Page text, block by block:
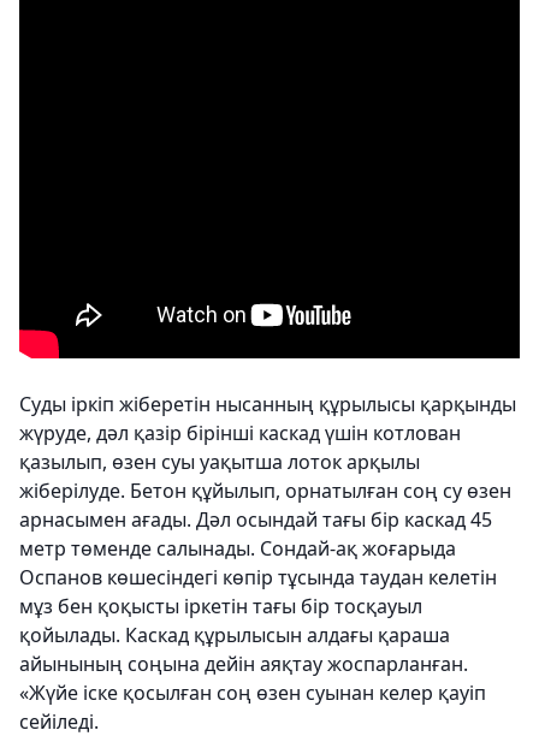
Суды іркіп жіберетін нысанның құрылысы қарқынды
жүруде, дәл қазір бірінші каскад үшін котлован
қазылып, өзен суы уақытша лоток арқылы
жіберілуде. Бетон құйылып, орнатылған соң су өзен
арнасымен ағады. Дәл осындай тағы бір каскад 45
метр төменде салынады. Сондай-ақ жоғарыда
Оспанов көшесіндегі көпір тұсында таудан келетін
мұз бен қоқысты іркетін тағы бір тосқауыл
қойылады. Каскад құрылысын алдағы қараша
айынының соңына дейін аяқтау жоспарланған.
«Жүйе іске қосылған соң өзен суынан келер қауіп
сейіледі.